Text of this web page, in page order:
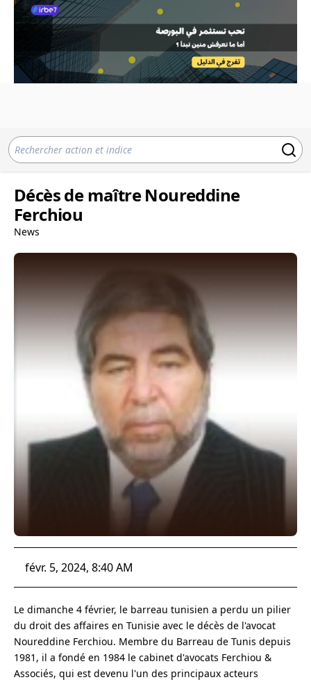
Décès de maître Noureddine
Ferchiou
News
févr. 5, 2024, 8:40 AM
Le dimanche 4 février, le barreau tunisien a perdu un pilier
du droit des affaires en Tunisie avec le décès de l'avocat
Noureddine Ferchiou. Membre du Barreau de Tunis depuis
1981, il a fondé en 1984 le cabinet d'avocats Ferchiou &
Associés, qui est devenu l'un des principaux acteurs